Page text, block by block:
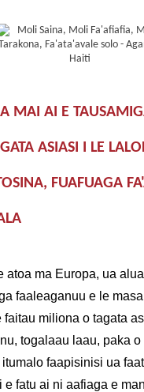
MAI AI E
ASIASI I LE
FUAFUAGA
atoa ma Europa, ua
faaleaganuu e le
faitau miliona o tagata
togalaau laau, paka
itumalo faapisinisi ua
e fatu ai ni aafiaga e